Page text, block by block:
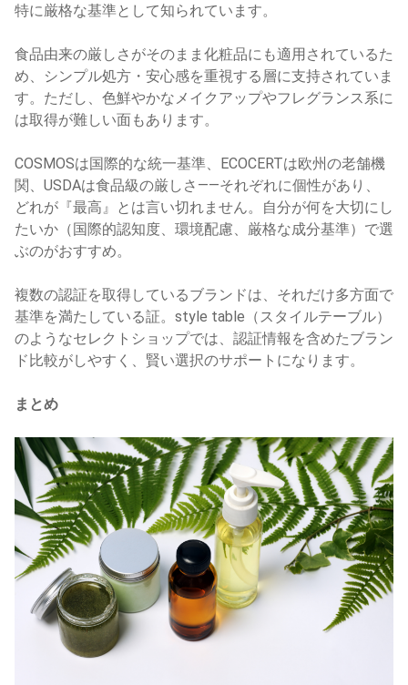
特に厳格な基準として知られています。
食品由来の厳しさがそのまま化粧品にも適用されているた
め、シンプル処方・安心感を重視する層に支持されていま
す。ただし、色鮮やかなメイクアップやフレグランス系に
は取得が難しい面もあります。
COSMOSは国際的な統一基準、ECOCERTは欧州の老舗機
関、USDAは食品級の厳しさ——それぞれに個性があり、
どれが『最高』とは言い切れません。自分が何を大切にし
たいか（国際的認知度、環境配慮、厳格な成分基準）で選
ぶのがおすすめ。
複数の認証を取得しているブランドは、それだけ多方面で
基準を満たしている証。style table（スタイルテーブル）
のようなセレクトショップでは、認証情報を含めたブラン
ド比較がしやすく、賢い選択のサポートになります。
まとめ